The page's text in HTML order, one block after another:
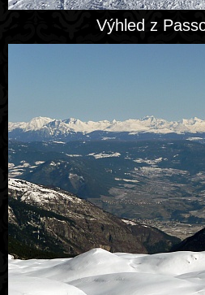
Výhled z